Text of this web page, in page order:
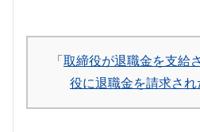
「 取締役が退職金を支給
役に退職金を請求さ